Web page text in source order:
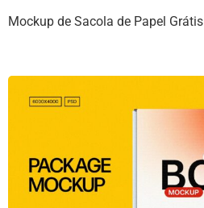
Mockup de Sacola de Papel Grátis